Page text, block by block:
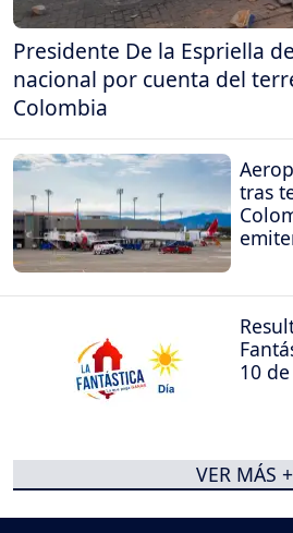
Presidente De la Espriella
nacional por cuenta del
Colombia
tras
10
VER MÁS +